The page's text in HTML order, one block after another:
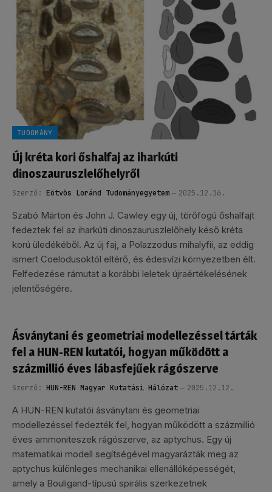
TUDOMÁNY
Új kréta kori őshalfaj az iharkúti
dinoszauruszlelőhelyről
Szerző: Eötvös Loránd Tudományegyetem 2025.12.16.
Szabó Márton és John J. Cawley egy új, törőfogú őshalfajt
fedeztek fel az iharkúti dinoszauruszlelőhely késő kréta
korú üledékéből. Az új faj, a Polazzodus mihalyfii, az eddig
ismert Coelodusoktól eltérő, és édesvízi környezetben élt.
Felfedezése rámutat a korábbi leletek újraértékelésének
jelentőségére.
Ásványtani és geometriai modellezéssel tárták
fel a HUN-REN kutatói, hogyan működött a
százmillió éves lábasfejűek rágószerve
Szerző: HUN-REN Magyar Kutatási Hálózat 2025.12.12.
A HUN-REN kutatói ásványtani és geometriai
modellezéssel fedezték fel, hogyan működött a százmillió
éves ammoniteszek rágószerve, az aptychus. Egy új
matematikai modell segítségével magyarázták meg az
aptychus különleges mechanikai ellenállóképességét,
amely a Bouligand-típusú spirális szerkezetnek